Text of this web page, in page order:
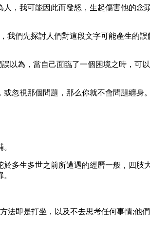
我可能因此而發怒，生起傷害他的念
們先探討人們對這段文字可能產生的誤
為，當自己面臨了一個困境之時，可
視那個問題，那么你就不會問題纏身。
生多世之前所遭遇的經曆一般，四肢
即是打坐，以及不去思考任何事情;他